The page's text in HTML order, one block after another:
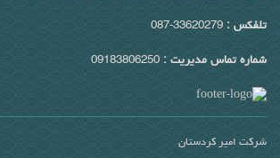
تلفکس :
شماره تماس مدیریت :
شرکت امیر کردستان